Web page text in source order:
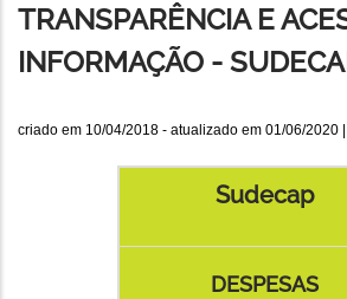
TRANSPARÊNCIA E
INFORMAÇÃO -
criado em 10/04/2018 - atualizado em 01/06/2020
Sudecap
DESPESAS